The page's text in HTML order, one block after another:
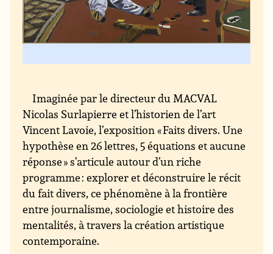
Imaginée par le directeur du MACVAL
Nicolas Surlapierre et l’historien de l’art
Vincent Lavoie, l’exposition « Faits divers. Une
hypothèse en 26 lettres, 5 équations et aucune
réponse » s’articule autour d’un riche
programme : explorer et déconstruire le récit
du fait divers, ce phénomène à la frontière
entre journalisme, sociologie et histoire des
mentalités, à travers la création artistique
contemporaine.